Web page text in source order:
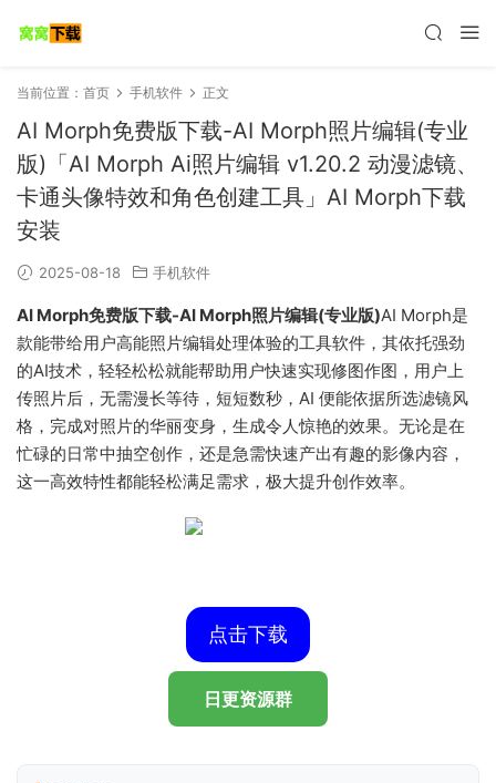
当前位置： 首页 手机软件 正文
AI Morph免费版下载-AI Morph照片编辑(专业
版)「AI Morph Ai照片编辑 v1.20.2 动漫滤镜、
卡通头像特效和角色创建工具」AI Morph下载
安装
2025-08-18 手机软件
AI Morph免费版下载-AI Morph照片编辑(专业版)AI Morph是
款能带给用户高能照片编辑处理体验的工具软件，其依托强劲
的AI技术，轻轻松松就能帮助用户快速实现修图作图，用户上
传照片后，无需漫长等待，短短数秒，AI 便能依据所选滤镜风
格，完成对照片的华丽变身，生成令人惊艳的效果。无论是在
忙碌的日常中抽空创作，还是急需快速产出有趣的影像内容，
这一高效特性都能轻松满足需求，极大提升创作效率。
点击下载
日更资源群